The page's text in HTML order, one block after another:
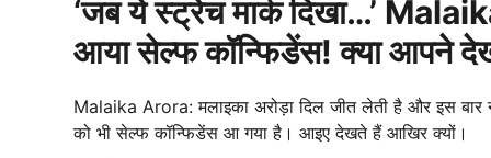
‘जब ये स्ट्रेच मार्क दिखा…’
आया सेल्फ कॉन्फिडेंस! क्या आपने
Malaika Arora: मलाइका अरोड़ा दिल जीत लेती है और इस बार
को भी सेल्फ कॉन्फिडेंस आ गया है। आइए देखते हैं आखिर क्यों।